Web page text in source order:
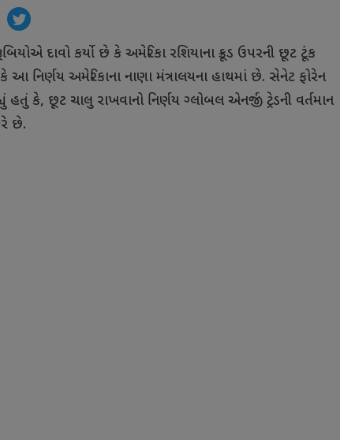
દાવો કર્યો છે કે અમેરિકા રશિયાના ક્રૂડ ઉપરની છૂટ ટૂંક
અમેરિકાના નાણા મંત્રાલયના હાથમાં છે. સેનેટ ફોરેન
કે, છૂટ ચાલુ રાખવાનો નિર્ણય ગ્લોબલ એનર્જી ટ્રેડની વર્તમાન
છે.